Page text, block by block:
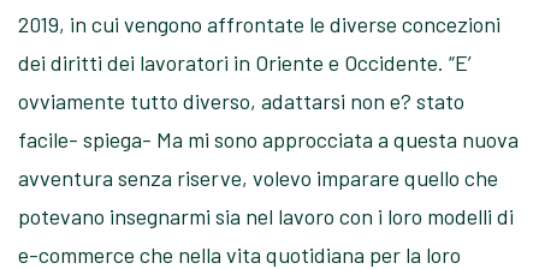
2019, in cui vengono affrontate le diverse concezioni
dei diritti dei lavoratori in Oriente e Occidente. “E’
ovviamente tutto diverso, adattarsi non e? stato
facile- spiega- Ma mi sono approcciata a questa nuova
avventura senza riserve, volevo imparare quello che
potevano insegnarmi sia nel lavoro con i loro modelli di
e-commerce che nella vita quotidiana per la loro